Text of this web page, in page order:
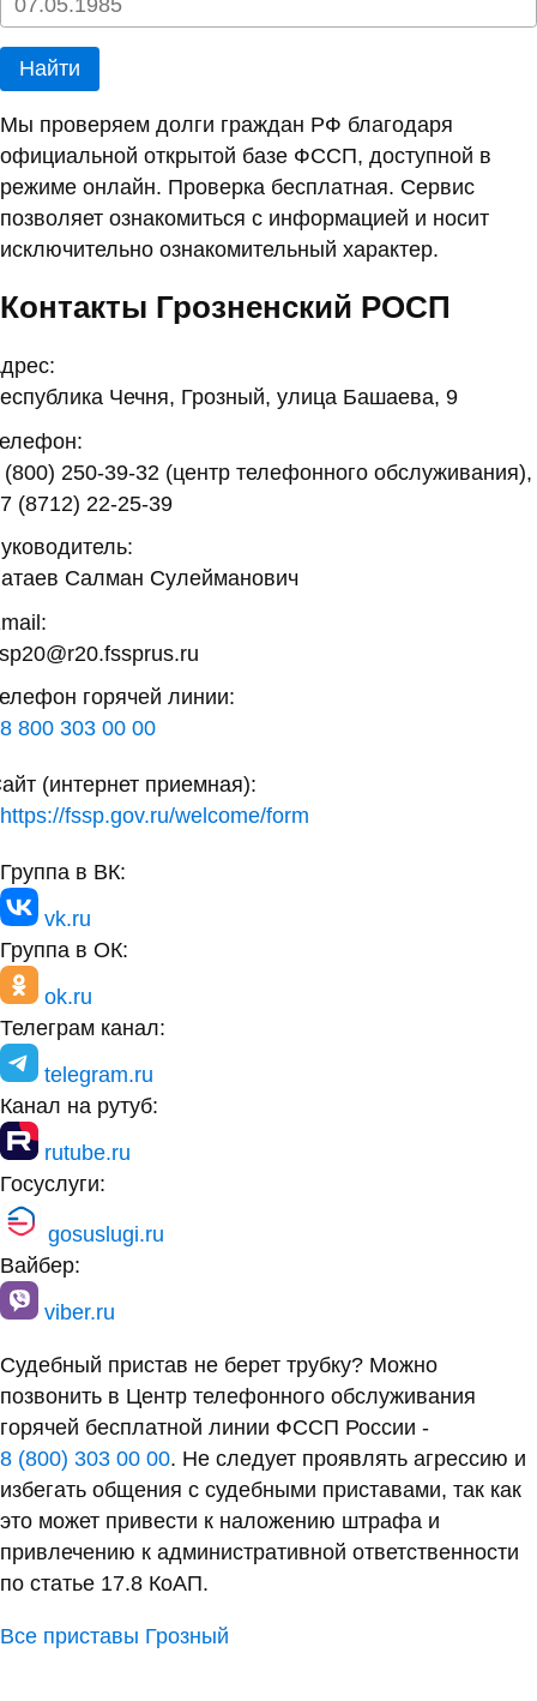
Найти
Мы проверяем долги граждан РФ благодаря
официальной открытой базе ФССП, доступной в
режиме онлайн. Проверка бесплатная. Сервис
позволяет ознакомиться с информацией и носит
исключительно ознакомительный характер.
Контакты Грозненский РОСП
Чечня, Грозный, улица Башаева, 9
(800) 250-39-32 (центр телефонного обслуживания),
(8712) 22-25-39
Салман Сулейманович
горячей линии:
8 800 303 00 00
(интернет приемная):
https://fssp.gov.ru/welcome/form
Группа в ВК:
vk.ru
Группа в ОК:
ok.ru
Телеграм канал:
telegram.ru
Канал на рутуб:
rutube.ru
Госуслуги:
gosuslugi.ru
Вайбер:
viber.ru
Судебный пристав не берет трубку? Можно
позвонить в Центр телефонного обслуживания
горячей бесплатной линии ФССП России -
8 (800) 303 00 00. Не следует проявлять агрессию и
избегать общения с судебными приставами, так как
это может привести к наложению штрафа и
привлечению к административной ответственности
по статье 17.8 КоАП.
Все приставы Грозный